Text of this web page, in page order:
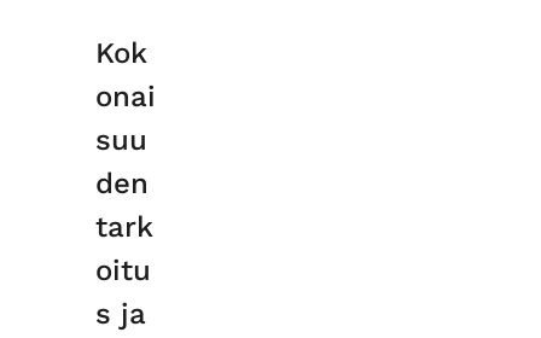
Kok
onai
suu
den
tark
oitu
s ja